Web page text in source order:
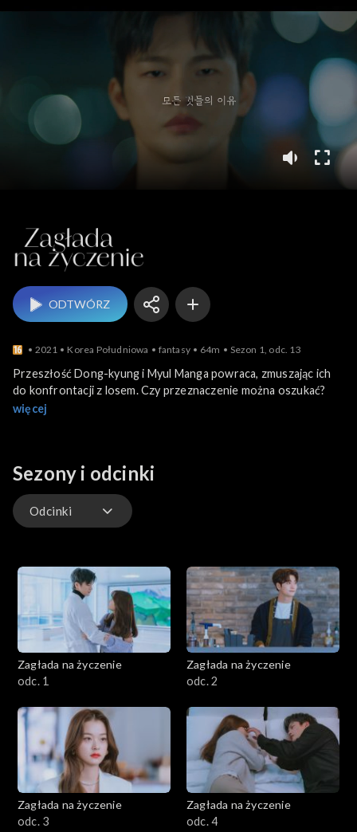
Zagłada na życzenie
ODTWÓRZ
2021 Korea Południowa fantasy 64m Sezon 1, odc. 13
Przeszłość Dong-kyung i Myul Manga powraca, zmuszając ich
do konfrontacji z losem. Czy przeznaczenie można oszukać?
więcej
Sezony i odcinki
Odcinki
Zagłada na życzenie
odc. 1
Zagłada na życzenie
odc. 2
Zagłada na życzenie
odc. 3
Zagłada na życzenie
odc. 4